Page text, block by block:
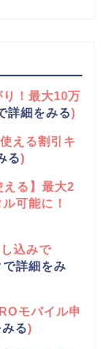
！最大10万
詳細をみる)
える割引キ
る)
る】最大2
可能に！
込みで
で詳細をみ
モバイル申
る)